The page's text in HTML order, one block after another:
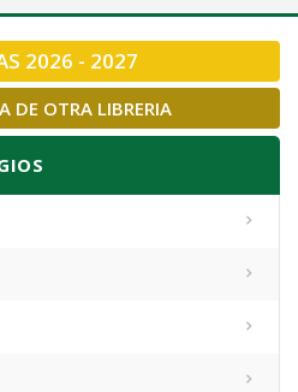
2026 - 2027
DE OTRA LIBRERIA